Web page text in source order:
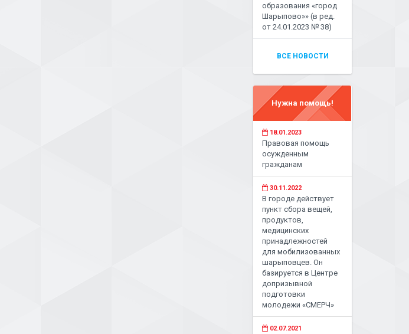
образования «город
Шарыпово»» (в ред.
от 24.01.2023 № 38)
ВСЕ НОВОСТИ
Нужна помощь!
18.01.2023
Правовая помощь
осужденным
гражданам
30.11.2022
В городе действует
пункт сбора вещей,
продуктов,
медицинских
принадлежностей
для мобилизованных
шарыповцев. Он
базируется в Центре
допризывной
подготовки
молодежи «СМЕРЧ»
02.07.2021